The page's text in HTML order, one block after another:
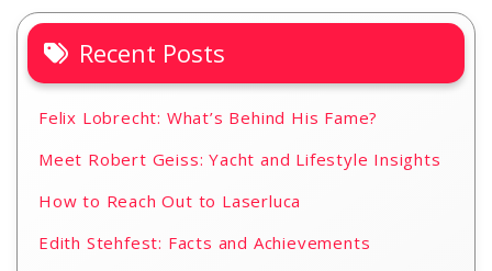
Recent Posts
Felix Lobrecht: What’s Behind His Fame?
Meet Robert Geiss: Yacht and Lifestyle Insights
How to Reach Out to Laserluca
Edith Stehfest: Facts and Achievements